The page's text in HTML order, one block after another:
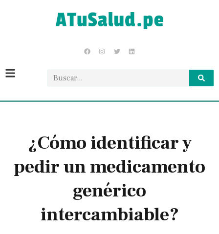
¿Cómo identificar y
pedir un medicamento
genérico
intercambiable?